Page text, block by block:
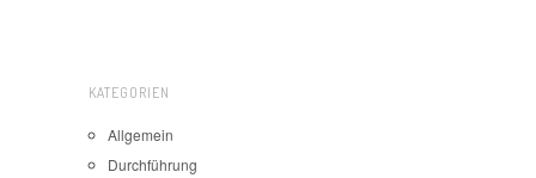
KATEGORIEN
Allgemein
Durchführung